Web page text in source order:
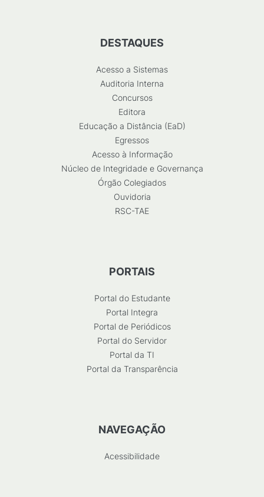
DESTAQUES
Acesso a Sistemas
Auditoria Interna
Concursos
Editora
Educação a Distância (EaD)
Egressos
Acesso à Informação
Núcleo de Integridade e Governança
Órgão Colegiados
Ouvidoria
RSC-TAE
PORTAIS
Portal do Estudante
Portal Integra
Portal de Periódicos
Portal do Servidor
Portal da TI
Portal da Transparência
NAVEGAÇÃO
Acessibilidade